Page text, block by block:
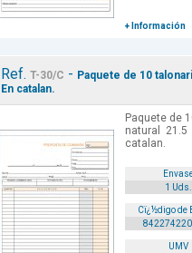
+ Información
Ref. T-30/C - Paquete de 10
En catalan.
Paquete de
natural
catalan.
1 Uds.
Cï¿½digo de
UMV